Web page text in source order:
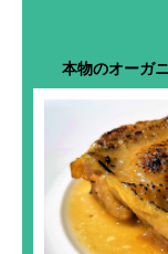
本物のオーガ